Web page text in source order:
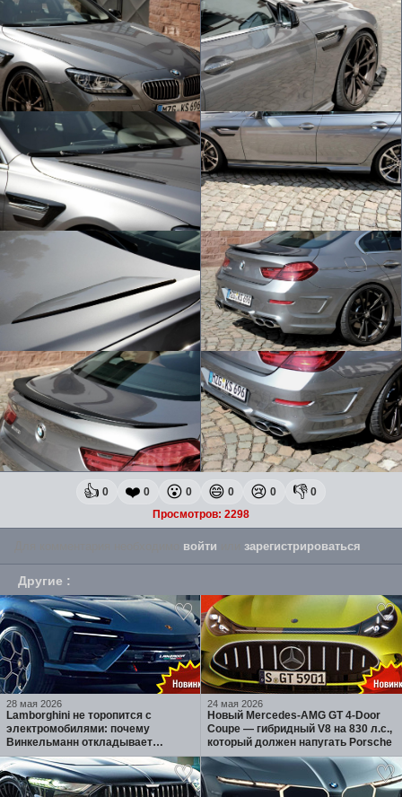
👍 0 ❤️ 0 😮 0 😄 0 😢 0 👎 0
Просмотров: 2298
войти зарегистрироваться
Другие :
28 мая 2026
Lamborghini не торопится с
электромобилями: почему
Винкельманн откладывает
Lanzador и ставит на гибриды
24 мая 2026
Новый Mercedes-AMG GT 4-Door
Coupe — гибридный V8 на 830 л.с.,
который должен напугать Porsche